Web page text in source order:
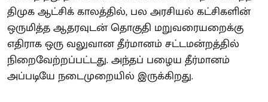
திமுக ஆட்சிக் காலத்தில், பல அரசியல் கட்சிகளின்
ஒருமித்த ஆதரவுடன் தொகுதி மறுவரையறைக்கு
எதிராக ஒரு வலுவான தீர்மானம் சட்டமன்றத்தில்
நிறைவேற்றப்பட்டது. அந்தப் பழைய தீர்மானம்
அப்படியே நடைமுறையில் இருக்கிறது.